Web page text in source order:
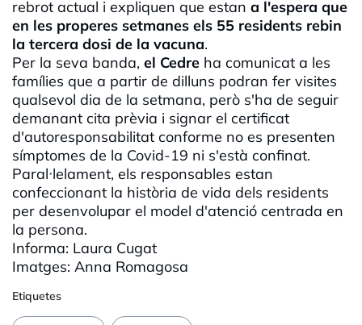
rebrot actual i expliquen que estan a l'espera que
en les properes setmanes els 55 residents rebin
la tercera dosi de la vacuna.
Per la seva banda, el Cedre ha comunicat a les
famílies que a partir de dilluns podran fer visites
qualsevol dia de la setmana, però s'ha de seguir
demanant cita prèvia i signar el certificat
d'autoresponsabilitat conforme no es presenten
símptomes de la Covid-19 ni s'està confinat.
Paral·lelament, els responsables estan
confeccionant la història de vida dels residents
per desenvolupar el model d'atenció centrada en
la persona.
Informa: Laura Cugat
Imatges: Anna Romagosa
Etiquetes